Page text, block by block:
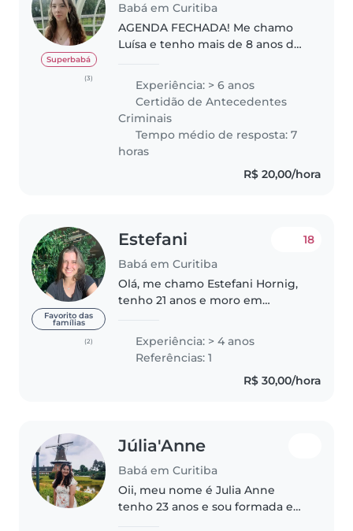
Superbabá
(3)
Babá em Curitiba
AGENDA FECHADA! Me chamo
Luísa e tenho mais de 8 anos de
crianças. Comecei ainda nova,
quando ganhei um irmãozinho e,
como meus pais trabalhavam o
Experiência: > 6 anos
Certidão de Antecedentes
Criminais
Tempo médio de resposta: 7
horas
R$ 20,00/hora
Favorito das
famílias
(2)
Estefani
Babá em Curitiba
18
Olá, me chamo Estefani Hornig,
tenho 21 anos e moro em
magistério (Formação de
Docentes). Atualmente estou
dando continuidade nos meus
estudos. Sou universitária..
Experiência: > 4 anos
Referências: 1
R$ 30,00/hora
Júlia'Anne
Babá em Curitiba
Oii, meu nome é Julia Anne
tenho 23 anos e sou formada em